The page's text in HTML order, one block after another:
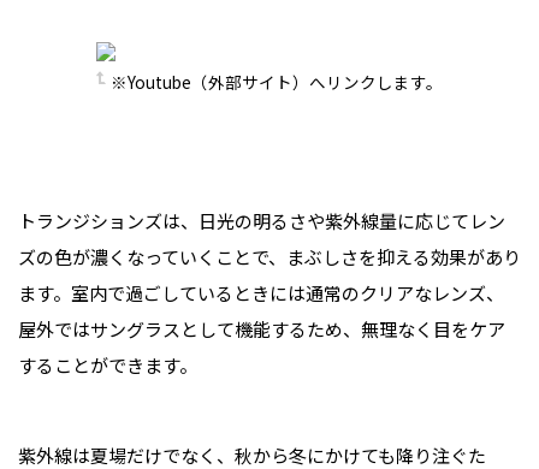
※Youtube（外部サイト）へリンクします。
トランジションズは、日光の明るさや紫外線量に応じてレン
ズの色が濃くなっていくことで、まぶしさを抑える効果があり
ます。室内で過ごしているときには通常のクリアなレンズ、
屋外ではサングラスとして機能するため、無理なく目をケア
することができます。
紫外線は夏場だけでなく、秋から冬にかけても降り注ぐた